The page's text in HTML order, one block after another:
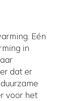
Eén
in
dat er
voor het